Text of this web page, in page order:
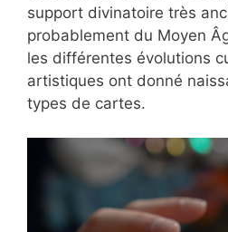
support divinatoire très
probablement du Moyen
les différentes évolutions
artistiques ont donné
types de cartes.